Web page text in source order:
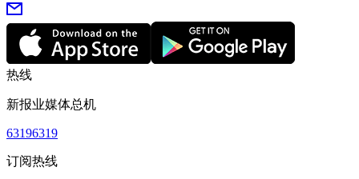
热线
新报业媒体总机
63196319
订阅热线